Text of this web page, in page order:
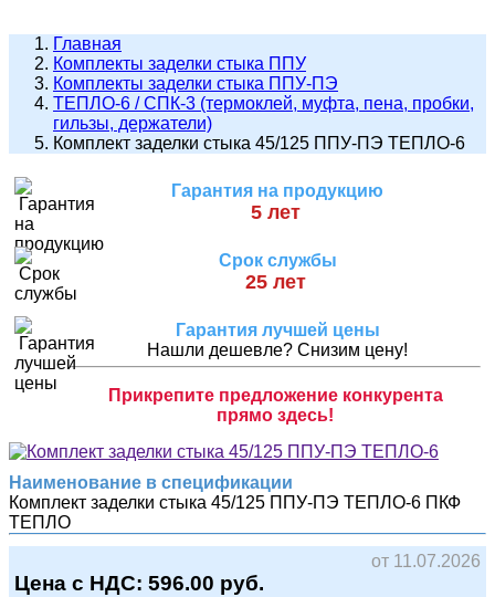
Главная
Комплекты заделки стыка ППУ
Комплекты заделки стыка ППУ-ПЭ
ТЕПЛО-6 / СПК-3 (термоклей, муфта, пена, пробки,
гильзы, держатели)
Комплект заделки стыка 45/125 ППУ-ПЭ ТЕПЛО-6
Гарантия на продукцию
5 лет
Срок службы
25 лет
Гарантия лучшей цены
Нашли дешевле? Снизим цену!
Прикрепите предложение конкурента
прямо здесь!
Наименование в спецификации
Комплект заделки стыка 45/125 ППУ-ПЭ ТЕПЛО-6 ПКФ
ТЕПЛО
от 11.07.2026
Цена с НДС: 596.00 руб.